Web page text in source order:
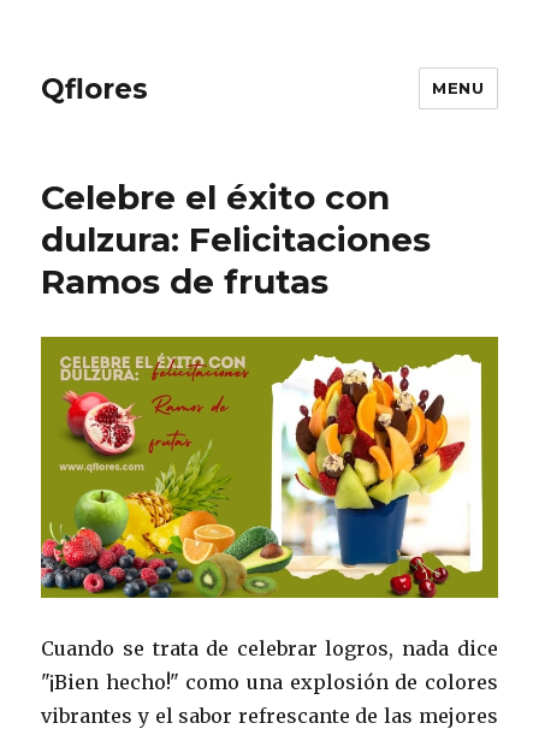
Qflores MENU
Celebre el éxito con
dulzura: Felicitaciones
Ramos de frutas
Cuando se trata de celebrar logros, nada dice
"¡Bien hecho!" como una explosión de colores
vibrantes y el sabor refrescante de las mejores